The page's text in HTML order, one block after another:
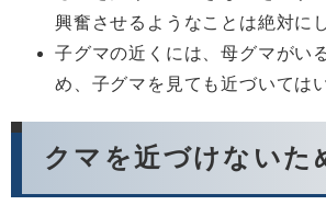
興奮させるようなことは絶対に
子グマの近くには、母グマがい
め、子グマを見ても近づいては
クマを近づけないた